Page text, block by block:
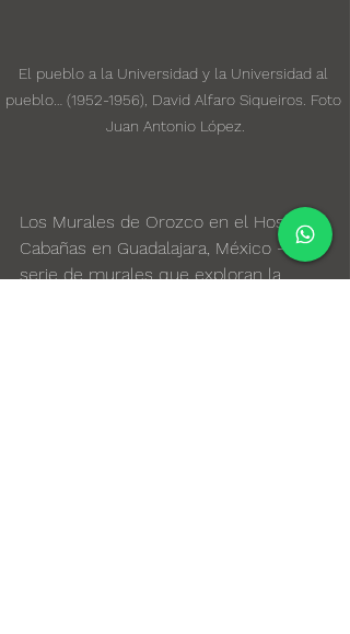
El pueblo a la Universidad y la Universidad al
pueblo… (1952-1956), David Alfaro Siqueiros. Foto
Juan Antonio López.
Los Murales de Orozco en el Hospicio
Cabañas en Guadalajara, México - Una
serie de murales que exploran la